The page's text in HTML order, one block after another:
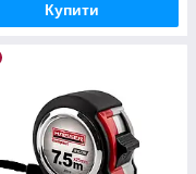
Купити